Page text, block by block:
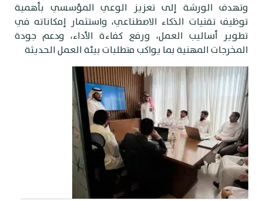
الورشة إلى تعزيز الوعي المؤسسي بأهمية
تقنيات الذكاء الاصطناعي، واستثمار إمكاناته في
أساليب العمل، ورفع كفاءة الأداء، ودعم جودة
المهنية بما يواكب متطلبات بيئة العمل الحديثة